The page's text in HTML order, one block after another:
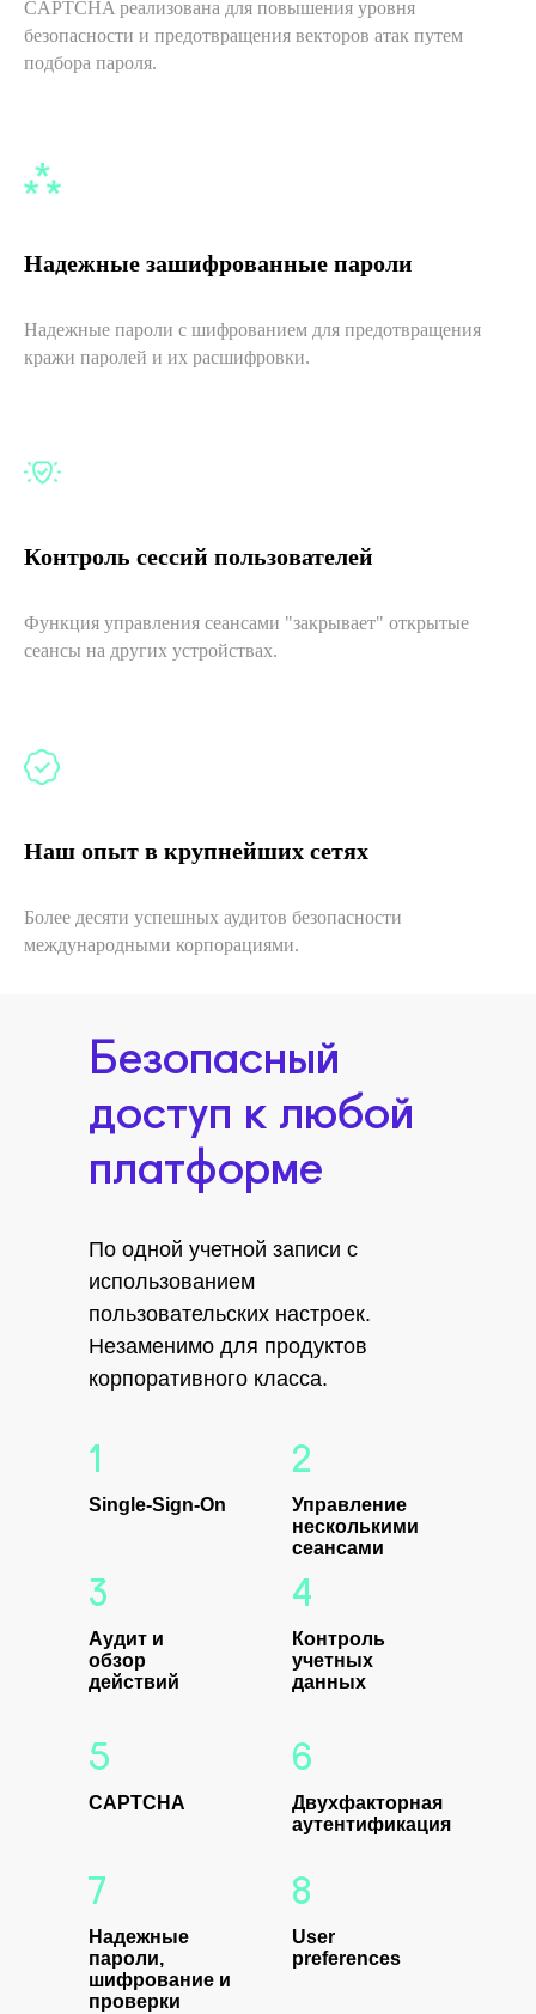
CAPTCHA реализована для повышения уровня
безопасности и предотвращения векторов атак путем
подбора пароля.
Надежные зашифрованные пароли
Надежные пароли с шифрованием для предотвращения
кражи паролей и их расшифровки.
Контроль сессий пользователей
Функция управления сеансами "закрывает" открытые
сеансы на других устройствах.
Наш опыт в крупнейших сетях
Более десяти успешных аудитов безопасности
международными корпорациями.
По одной учетной записи с
использованием
пользовательских настроек.
Незаменимо для продуктов
корпоративного класса.
Single-Sign-On
Безопасный
доступ к любой
платформе
1 2
3 4
5 6
7 8
Управление
несколькими
сеансами
Аудит и
обзор
действий
Контроль
учетных
данных
CAPTCHA
Двухфакторная
аутентификация
Надежные
пароли,
шифрование и
проверки
User
preferences